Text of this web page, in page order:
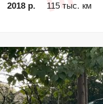
2018 р.
115 тыс. км